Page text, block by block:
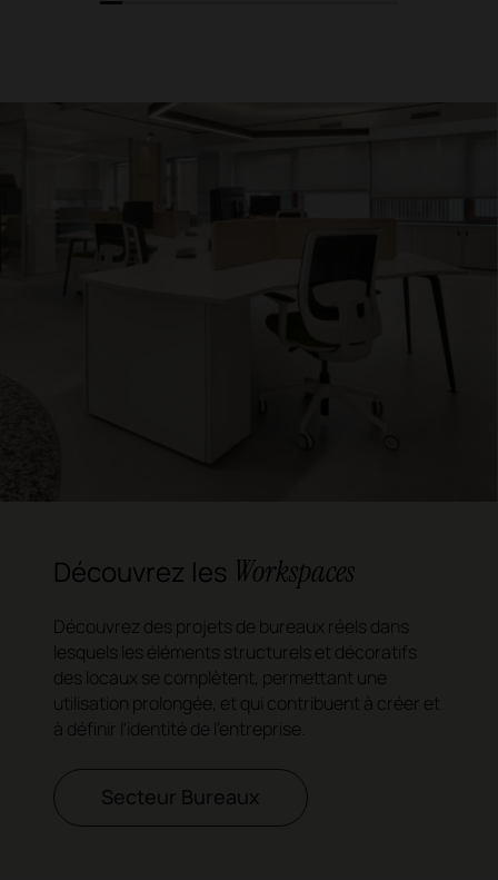
Découvrez les Workspaces
Découvrez des projets de bureaux réels dans
lesquels les éléments structurels et décoratifs
des locaux se complètent, permettant une
utilisation prolongée, et qui contribuent à créer et
à définir l'identité de l'entreprise.
Secteur Bureaux